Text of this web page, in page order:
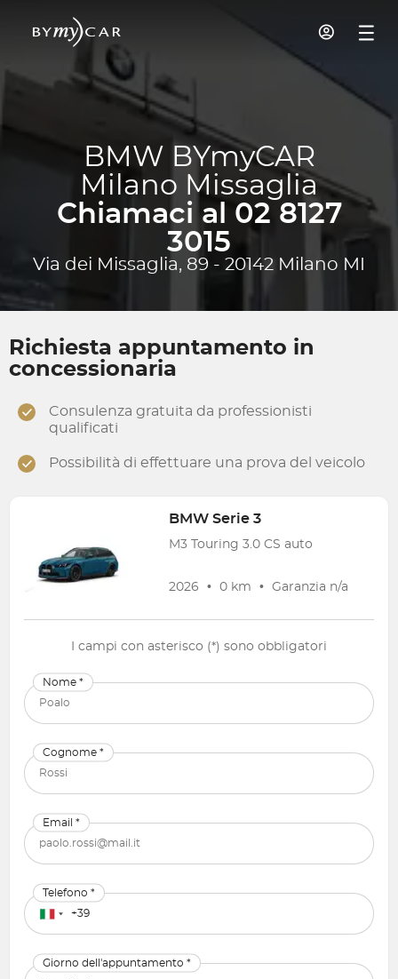
BMW BYmyCAR
Milano Missaglia
Chiamaci al 02 8127
3015
Via dei Missaglia, 89 - 20142 Milano MI
Richiesta appuntamento in
concessionaria
Consulenza gratuita da professionisti
qualificati
Possibilità di effettuare una prova del veicolo
BMWSerie 3
M3 Touring 3.0 CS auto
2026 • 0 km • Garanzia n/a
I campi con asterisco (*) sono obbligatori
Nome *
Cognome *
Email *
Telefono *
Giorno dell'appuntamento *